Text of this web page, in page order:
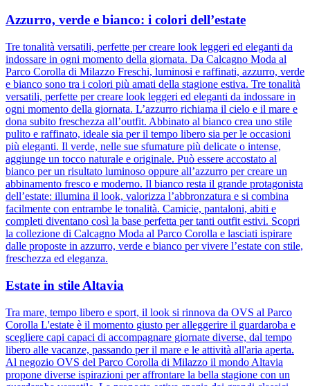
Azzurro, verde e bianco: i colori dell’estate
Tre tonalità versatili, perfette per creare look leggeri ed eleganti da
indossare in ogni momento della giornata. Da Calcagno Moda al
Parco Corolla di Milazzo Freschi, luminosi e raffinati, azzurro, verde
e bianco sono tra i colori più amati della stagione estiva. Tre tonalità
versatili, perfette per creare look leggeri ed eleganti da indossare in
ogni momento della giornata. L’azzurro richiama il cielo e il mare e
dona subito freschezza all’outfit. Abbinato al bianco crea uno stile
pulito e raffinato, ideale sia per il tempo libero sia per le occasioni
più eleganti. Il verde, nelle sue sfumature più delicate o intense,
aggiunge un tocco naturale e originale. Può essere accostato al
bianco per un risultato luminoso oppure all’azzurro per creare un
abbinamento fresco e moderno. Il bianco resta il grande protagonista
dell’estate: illumina il look, valorizza l’abbronzatura e si combina
facilmente con entrambe le tonalità. Camicie, pantaloni, abiti e
completi diventano così la base perfetta per tanti outfit estivi. Scopri
la collezione di Calcagno Moda al Parco Corolla e lasciati ispirare
dalle proposte in azzurro, verde e bianco per vivere l’estate con stile,
freschezza ed eleganza.
Estate in stile Altavia
Tra mare, tempo libero e sport, il look si rinnova da OVS al Parco
Corolla L'estate è il momento giusto per alleggerire il guardaroba e
scegliere capi capaci di accompagnare giornate diverse, dal tempo
libero alle vacanze, passando per il mare e le attività all'aria aperta.
Al negozio OVS del Parco Corolla di Milazzo il mondo Altavia
propone diverse ispirazioni per affrontare la bella stagione con un